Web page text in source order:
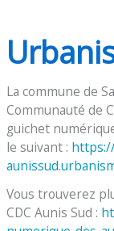
La commune de
Communauté de
guichet
le suivant :
Vous trouverez
CDC Aunis Sud :